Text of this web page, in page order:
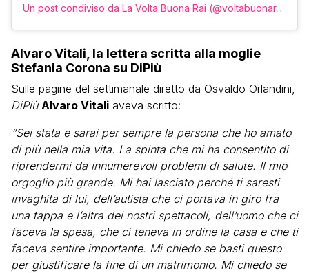
Un post condiviso da La Volta Buona Rai (@voltabuonarai)
Alvaro Vitali, la lettera scritta alla moglie
Stefania Corona su DiPiù
Sulle pagine del settimanale diretto da Osvaldo Orlandini,
DiPiù Alvaro Vitali aveva scritto:
“Sei stata e sarai per sempre la persona che ho amato
di più nella mia vita. La spinta che mi ha consentito di
riprendermi da innumerevoli problemi di salute. Il mio
orgoglio più grande. Mi hai lasciato perché ti saresti
invaghita di lui, dell’autista che ci portava in giro fra
una tappa e l’altra dei nostri spettacoli, dell’uomo che ci
faceva la spesa, che ci teneva in ordine la casa e che ti
faceva sentire importante. Mi chiedo se basti questo
per giustificare la fine di un matrimonio. Mi chiedo se